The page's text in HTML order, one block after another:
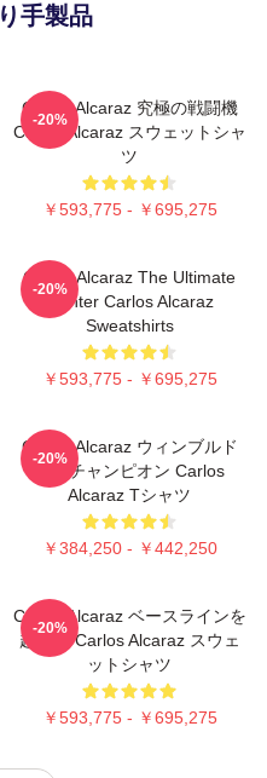
手製品
Carlos Alcaraz 究極の戦闘機
Carlos Alcaraz スウェットシャ
ツ
￥593,775 - ￥695,275
-20%
Carlos Alcaraz The Ultimate
Fighter Carlos Alcaraz
Sweatshirts
￥593,775 - ￥695,275
-20%
Carlos Alcaraz ウィンブルド
ン・チャンピオン Carlos
Alcaraz Tシャツ
￥384,250 - ￥442,250
-20%
Carlos Alcaraz ベースラインを
超えて Carlos Alcaraz スウェ
ットシャツ
￥593,775 - ￥695,275
-20%